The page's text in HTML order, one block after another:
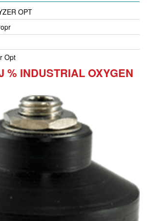
OPT
Opt
% INDUSTRIAL OXYGEN